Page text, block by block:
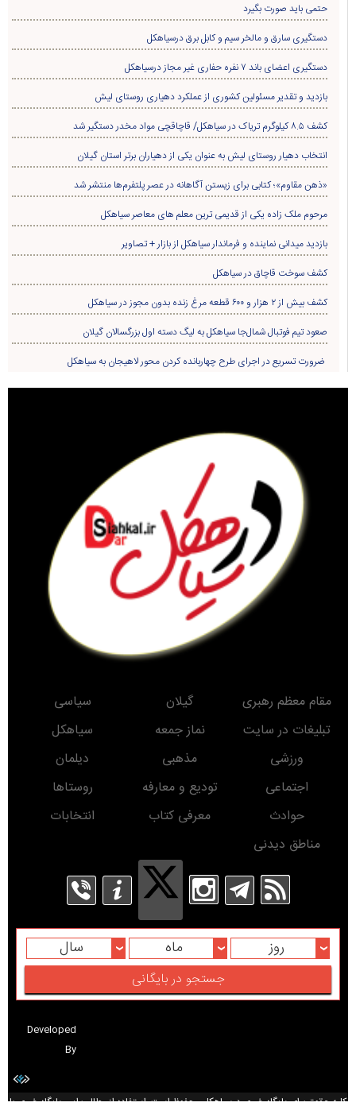
حتمی باید صورت بگیرد
دستگیری سارق و مالخر سیم و کابل برق درسیاهکل
دستگیری اعضای باند ۷ نفره حفاری غير مجاز درسیاهکل
بازدید و تقدیر مسئولین کشوری از عملکرد دهیاری روستای لیش
کشف ۸.۵ کیلوگرم تریاک در سیاهکل/ قاچاقچی مواد مخدر دستگیر شد
انتخاب دهیار روستای لیش به عنوان یکی از دهیاران برتر استان گیلان
«ذهن مقاوم»؛ کتابی برای زیستن آگاهانه در عصر پلتفرم‌ها منتشر شد
مرحوم ملک زاده یکی از قدیمی ترین معلم های معاصر سیاهکل
بازدید میدانی نماینده و فرماندار سیاهکل از بازار + تصاویر
کشف سوخت قاچاق در سياهکل
کشف بیش از ۲ هزار و ۶۰۰ قطعه مرغ زنده بدون مجوز در سیاهکل
صعود تیم فوتبال شمال‌جا‌ سیاهکل به لیگ دسته اول بزرگسالان گیلان
ضرورت تسریع در اجرای طرح چهاربانده کردن محور لاهیجان به سیاهکل
مقام معظم رهبری گیلان
سیاسی
تبلیغات در سایت
نماز جمعه
سیاهکل
ورزشی
مذهبی
دیلمان
اجتماعی
تودیع و معارفه
روستاها
حوادث
معرفی کتاب
انتخابات
مناطق دیدنی
روز ماه سال
Developed
By
کلیه حقوق برای پایگاه خبری درسیاهکل محفوظ است. استفاده از مطالب این پایگاه خبری با